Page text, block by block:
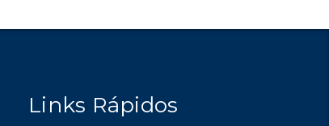
Links Rápidos